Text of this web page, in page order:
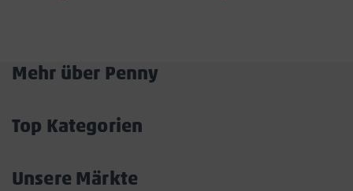
Mehr über Penny
Top Kategorien
Unsere Märkte